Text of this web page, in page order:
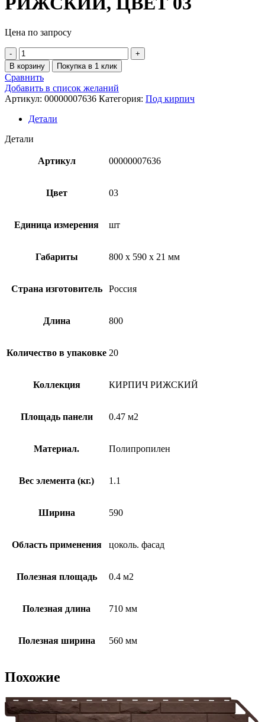
Цена по запросу
В корзину Покупка в 1 клик
Сравнить
Добавить в список желаний
Артикул: 00000007636 Категория: Под кирпич
Детали
Детали
Артикул 00000007636
Цвет 03
Единица измерения шт
Габариты 800 x 590 x 21 мм
Страна изготовитель Россия
Длина 800
Количество в упаковке 20
Коллекция КИРПИЧ РИЖСКИЙ
Площадь панели 0.47 м2
Материал. Полипропилен
Вес элемента (кг.) 1.1
Ширина 590
Область применения цоколь. фасад
Полезная площадь 0.4 м2
Полезная длина 710 мм
Полезная ширина 560 мм
Похожие